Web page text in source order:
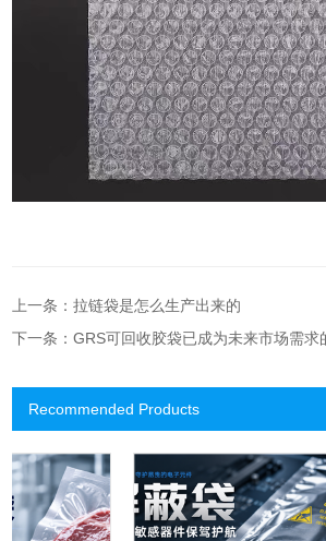
上一条：拉链袋是怎么生产出来的
下一条：GRS可回收胶袋已成为未来市场需求
Recommended Products